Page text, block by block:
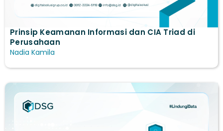
Prinsip Keamanan Informasi dan CIA Triad di
Perusahaan
Nadia Kamila